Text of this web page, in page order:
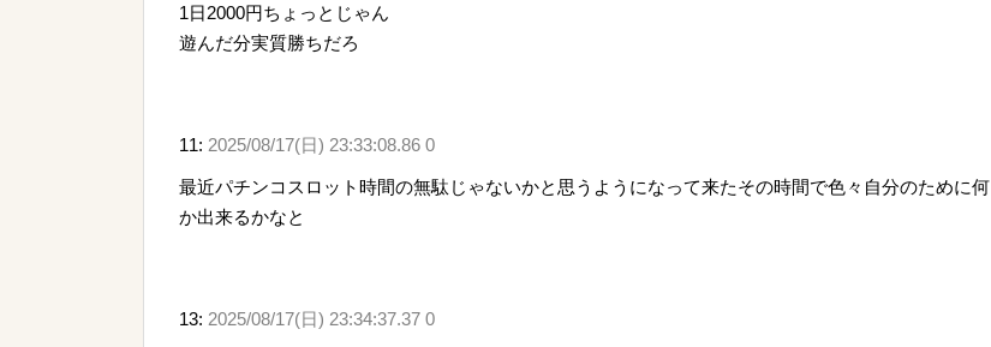
1日2000円ちょっとじゃん
遊んだ分実質勝ちだろ
11: 2025/08/17(日) 23:33:08.86 0
最近パチンコスロット時間の無駄じゃないかと思うようになって来たその時間で色々自分のために何
か出来るかなと
13: 2025/08/17(日) 23:34:37.37 0